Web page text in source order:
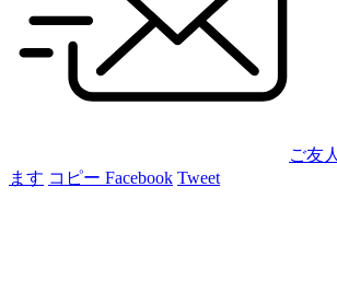
ご友
ます コピー Facebook Tweet